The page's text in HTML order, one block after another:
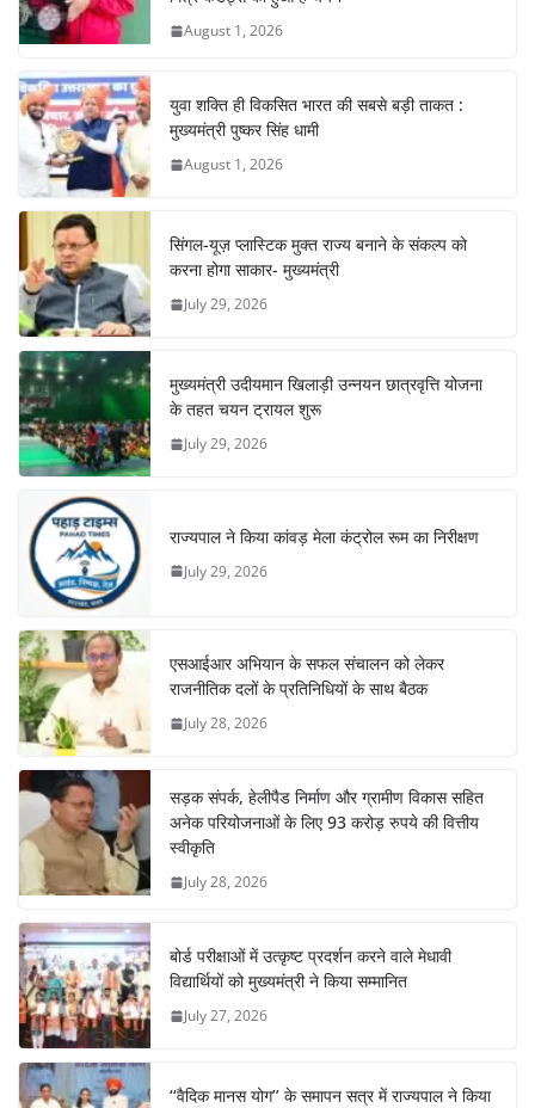
k August 1, 2026
युवा शक्ति ही विकसित भारत की सबसे बड़ी ताकत :
मुख्यमंत्री पुष्कर सिंह धामी
August 1, 2026
सिंगल-यूज़ प्लास्टिक मुक्त राज्य बनाने के संकल्प को
करना होगा साकार- मुख्यमंत्री
July 29, 2026
मुख्यमंत्री उदीयमान खिलाड़ी उन्नयन छात्रवृत्ति योजना
के तहत चयन ट्रायल शुरू
July 29, 2026
राज्यपाल ने किया कांवड़ मेला कंट्रोल रूम का निरीक्षण
July 29, 2026
एसआईआर अभियान के सफल संचालन को लेकर
राजनीतिक दलों के प्रतिनिधियों के साथ बैठक
July 28, 2026
सड़क संपर्क, हेलीपैड निर्माण और ग्रामीण विकास सहित
अनेक परियोजनाओं के लिए 93 करोड़ रुपये की वित्तीय
स्वीकृति
July 28, 2026
बोर्ड परीक्षाओं में उत्कृष्ट प्रदर्शन करने वाले मेधावी
विद्यार्थियों को मुख्यमंत्री ने किया सम्मानित
July 27, 2026
‘‘वैदिक मानस योग’’ के समापन सत्र में राज्यपाल ने किया